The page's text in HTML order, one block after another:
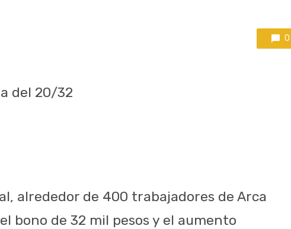
0
del 20/32
alrededor de 400 trabajadores de Arca
bono de 32 mil pesos y el aumento